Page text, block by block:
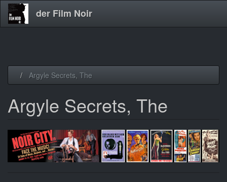
der Film Noir
Argyle Secrets, The
Argyle Secrets, The